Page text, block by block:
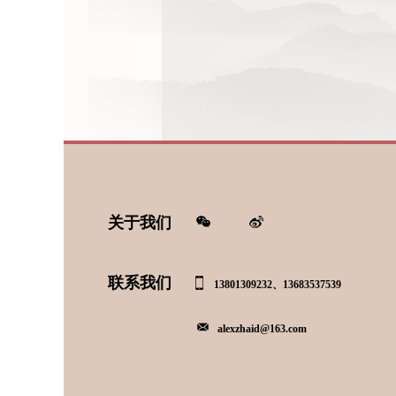
关于我们
联系我们 13801309232、13683537539
alexzhaid@163.com